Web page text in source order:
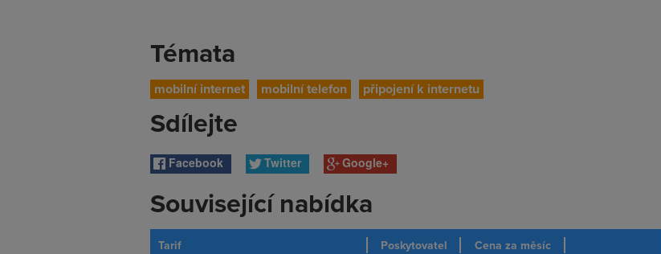
Témata
mobilní internet mobilní telefon připojení k internetu
Sdílejte
Facebook Twitter Google+
Související nabídka
Tarif Poskytovatel Cena za měsíc